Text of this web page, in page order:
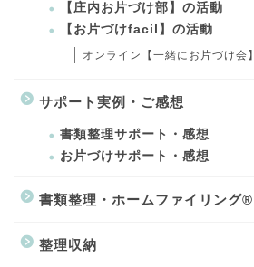
【庄内お片づけ部】の活動
【お片づけfacil】の活動
オンライン【一緒にお片づけ会】
サポート実例・ご感想
書類整理サポート・感想
お片づけサポート・感想
書類整理・ホームファイリング®
整理収納